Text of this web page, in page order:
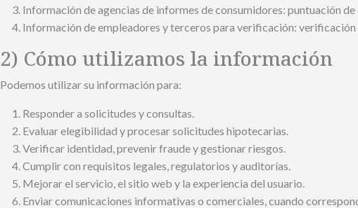
Información de agencias de informes de consumidores: puntuación
Información de empleadores y terceros para verificación:
2) Cómo utilizamos la información
Podemos utilizar su información para:
Responder a solicitudes y consultas.
Evaluar elegibilidad y procesar solicitudes hipotecarias.
Verificar identidad, prevenir fraude y gestionar riesgos.
Cumplir con requisitos legales, regulatorios y auditorías.
Mejorar el servicio, el sitio web y la experiencia del usuario.
Enviar comunicaciones informativas o comerciales, cuando